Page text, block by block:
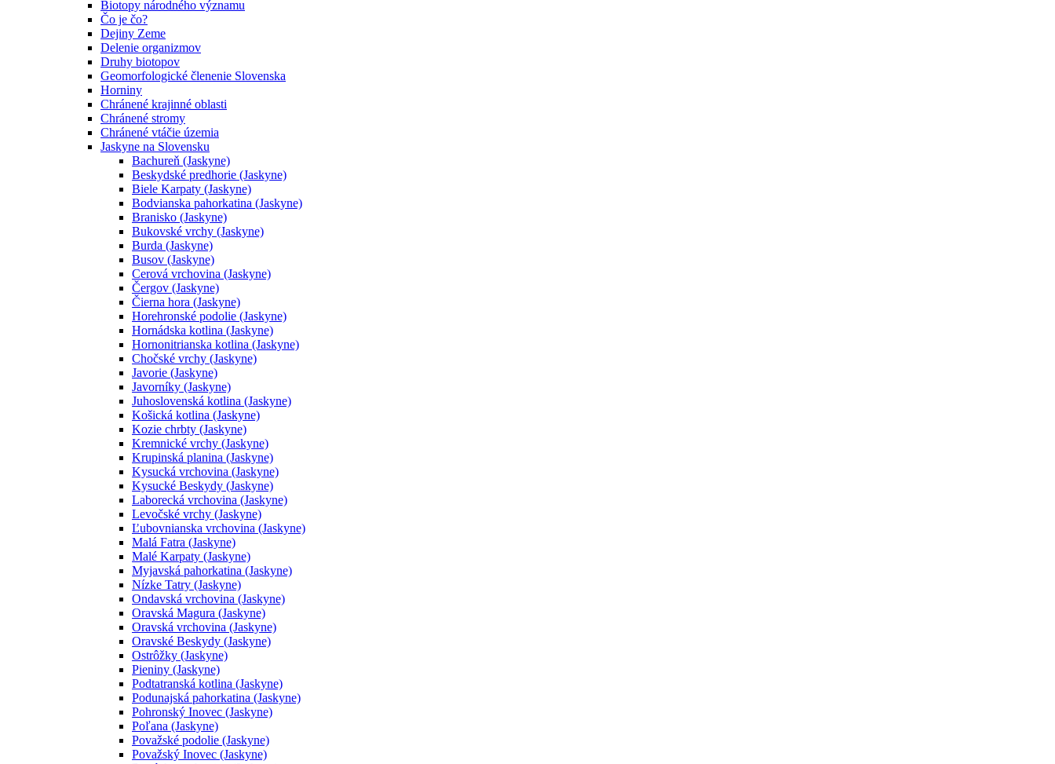
Biotopy národného významu
Čo je čo?
Dejiny Zeme
Delenie organizmov
Druhy biotopov
Geomorfologické členenie Slovenska
Horniny
Chránené krajinné oblasti
Chránené stromy
Chránené vtáčie územia
Jaskyne na Slovensku
Bachureň (Jaskyne)
Beskydské predhorie (Jaskyne)
Biele Karpaty (Jaskyne)
Bodvianska pahorkatina (Jaskyne)
Branisko (Jaskyne)
Bukovské vrchy (Jaskyne)
Burda (Jaskyne)
Busov (Jaskyne)
Cerová vrchovina (Jaskyne)
Čergov (Jaskyne)
Čierna hora (Jaskyne)
Horehronské podolie (Jaskyne)
Hornádska kotlina (Jaskyne)
Hornonitrianska kotlina (Jaskyne)
Chočské vrchy (Jaskyne)
Javorie (Jaskyne)
Javorníky (Jaskyne)
Juhoslovenská kotlina (Jaskyne)
Košická kotlina (Jaskyne)
Kozie chrbty (Jaskyne)
Kremnické vrchy (Jaskyne)
Krupinská planina (Jaskyne)
Kysucká vrchovina (Jaskyne)
Kysucké Beskydy (Jaskyne)
Laborecká vrchovina (Jaskyne)
Levočské vrchy (Jaskyne)
Ľubovnianska vrchovina (Jaskyne)
Malá Fatra (Jaskyne)
Malé Karpaty (Jaskyne)
Myjavská pahorkatina (Jaskyne)
Nízke Tatry (Jaskyne)
Ondavská vrchovina (Jaskyne)
Oravská Magura (Jaskyne)
Oravská vrchovina (Jaskyne)
Oravské Beskydy (Jaskyne)
Ostrôžky (Jaskyne)
Pieniny (Jaskyne)
Podtatranská kotlina (Jaskyne)
Podunajská pahorkatina (Jaskyne)
Pohronský Inovec (Jaskyne)
Poľana (Jaskyne)
Považské podolie (Jaskyne)
Považský Inovec (Jaskyne)